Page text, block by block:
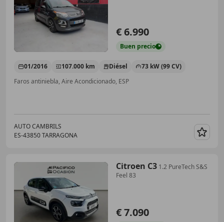
€ 6.990
Buen precio
01/2016 107.000 km Diésel
73 kW (99 CV)
Faros antiniebla, Aire Acondicionado, ESP
AUTO CAMBRILS
ES-43850 TARRAGONA
Citroen C3 1.2 PureTech S&S
Feel 83
€ 7.090